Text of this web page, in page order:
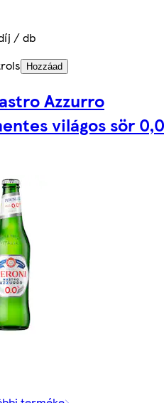
/ db
Hozzáad
Azzurro
világos sör